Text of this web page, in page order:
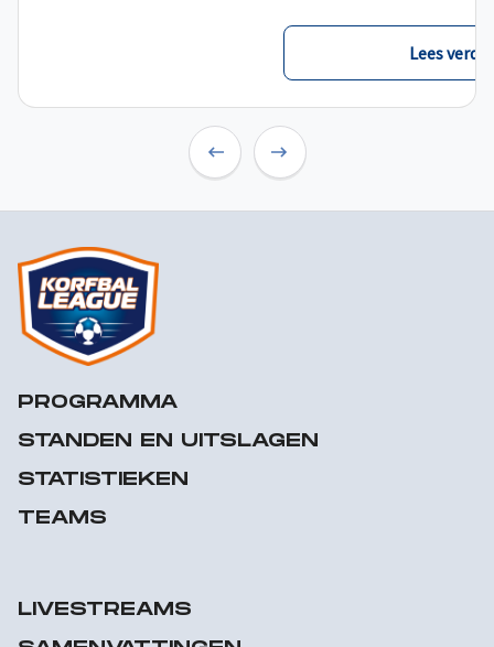
Lees verder
PROGRAMMA
STANDEN EN UITSLAGEN
STATISTIEKEN
TEAMS
LIVESTREAMS